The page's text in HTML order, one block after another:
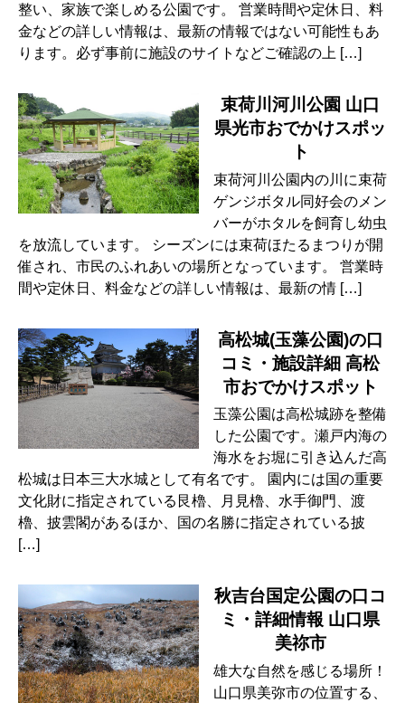
整い、家族で楽しめる公園です。 営業時間や定休日、料
金などの詳しい情報は、最新の情報ではない可能性もあ
ります。必ず事前に施設のサイトなどご確認の上 […]
束荷川河川公園 山口
県光市おでかけスポッ
ト
束荷河川公園内の川に束荷
ゲンジボタル同好会のメン
バーがホタルを飼育し幼虫
を放流しています。 シーズンには束荷ほたるまつりが開
催され、市民のふれあいの場所となっています。 営業時
間や定休日、料金などの詳しい情報は、最新の情 […]
高松城(玉藻公園)の口
コミ・施設詳細 高松
市おでかけスポット
玉藻公園は高松城跡を整備
した公園です。瀬戸内海の
海水をお堀に引き込んだ高
松城は日本三大水城として有名です。 園内には国の重要
文化財に指定されている艮櫓、月見櫓、水手御門、渡
櫓、披雲閣があるほか、国の名勝に指定されている披
[…]
秋吉台国定公園の口コ
ミ・詳細情報 山口県
美祢市
雄大な自然を感じる場所！
山口県美弥市の位置する、